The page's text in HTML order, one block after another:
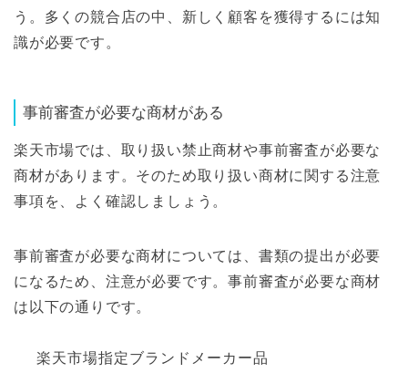
う。多くの競合店の中、新しく顧客を獲得するには知
識が必要です。
事前審査が必要な商材がある
楽天市場では、取り扱い禁止商材や事前審査が必要な
商材があります。そのため取り扱い商材に関する注意
事項を、よく確認しましょう。
事前審査が必要な商材については、書類の提出が必要
になるため、注意が必要です。事前審査が必要な商材
は以下の通りです。
楽天市場指定ブランドメーカー品